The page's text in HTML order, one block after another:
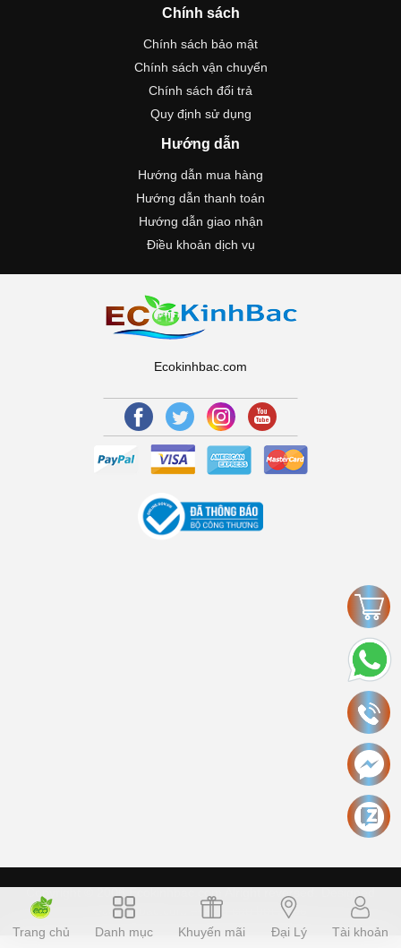
Chính sách
Chính sách bảo mật
Chính sách vận chuyển
Chính sách đổi trả
Quy định sử dụng
Hướng dẫn
Hướng dẫn mua hàng
Hướng dẫn thanh toán
Hướng dẫn giao nhận
Điều khoản dịch vụ
Ecokinhbac.com
ecokinhbac.com
Cung cấp bởi Sapo
Trang chủ
Danh mục Khuyến mãi Đại Lý Tài khoản